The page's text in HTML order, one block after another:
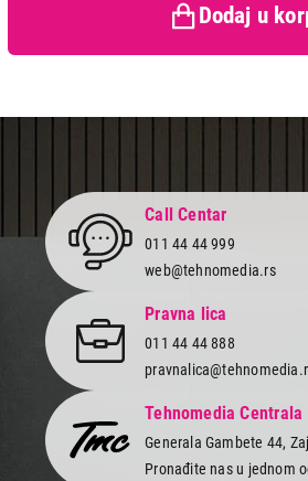
Dodaj u
2.599,00
POSUĐE
TEXELL TPSL-D28
Proizvod je dodat u korpu.
Ukupno u korpi:0,00
Nastavi kupovinu
Završi kupovinu
Call Centar
011 44 44 999
web@tehnomedia.rs
Pravna lica
011 44 44 888
Tehnomedia Centrala
Generala Gambete 44,
Pronađite nas u jednom